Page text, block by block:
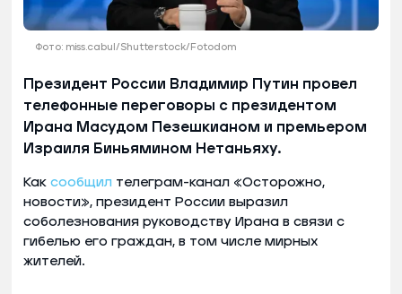
Фото: miss.cabul/Shutterstock/Fotodom
Президент России Владимир Путин провел
телефонные переговоры с президентом
Ирана Масудом Пезешкианом и премьером
Израиля Биньямином Нетаньяху.
Как сообщил телеграм-канал «Осторожно,
новости», президент России выразил
соболезнования руководству Ирана в связи с
гибелью его граждан, в том числе мирных
жителей.